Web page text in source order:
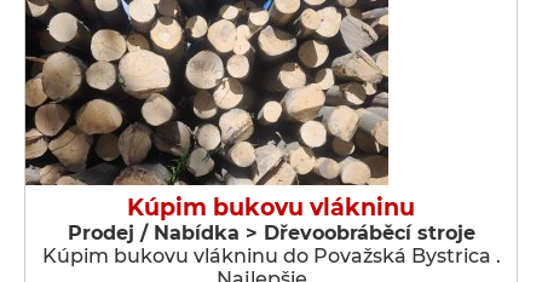
Kúpim bukovu vlákninu
Prodej / Nabídka > Dřevoobráběcí stroje
Kúpim bukovu vlákninu do Považská Bystrica .